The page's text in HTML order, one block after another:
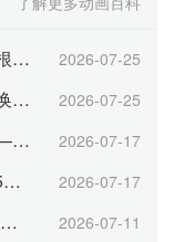
上海申漫动画：让三维工业动画，扎根企业日常运营每一环 2026-07-25
国家电网联合上海申漫，制作特高压换流站三维动画 2026-07-25
智能数字展厅中的三维动画技术应用——以上海申漫科技为例 2026-07-17
汇聚行业精英 申漫动画团队铸就2025年行业大奖 2026-07-17
上海申漫科技：用3D动画，讲好企业品牌与产品故事 2026-07-11